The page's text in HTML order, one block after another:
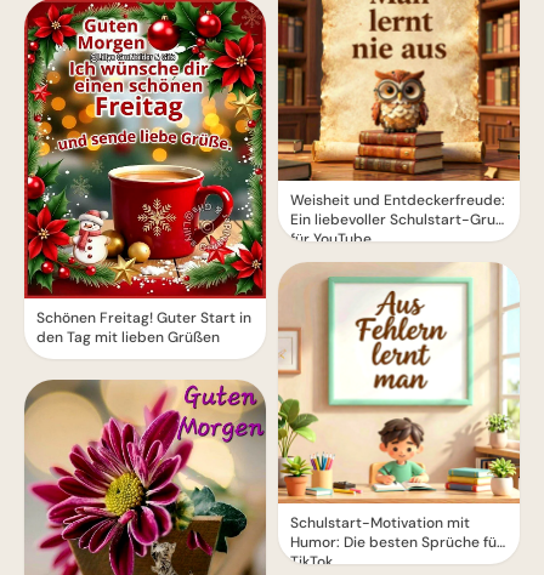
Schönen Freitag! Guter Start in
den Tag mit lieben Grüßen
Weisheit und Entdeckerfreude:
Ein liebevoller Schulstart-Gruß
für YouTube
Schulstart-Motivation mit
Humor: Die besten Sprüche für
TikTok